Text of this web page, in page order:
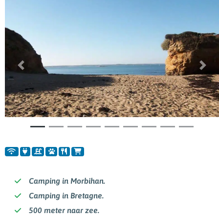
Vorige
Camping in Morbihan.
Camping in Bretagne.
500 meter naar zee.